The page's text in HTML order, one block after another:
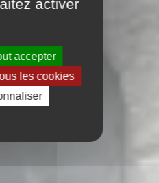
activer
accepter
les cookies